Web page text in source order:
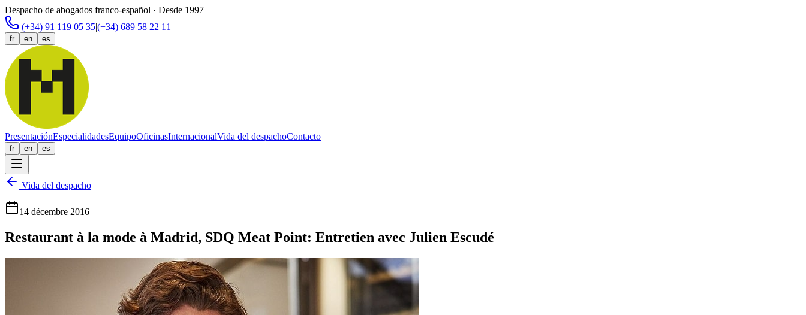
Despacho de abogados franco-español · Desde 1997
(+34) 91 119 05 35|(+34) 689 58 22 11
fr en es
PresentaciónEspecialidadesEquipoOficinasInternacionalVida del despachoContacto
fr en es
Vida del despacho
14 décembre 2016
Restaurant à la mode à Madrid, SDQ Meat Point: Entretien avec Julien Escudé